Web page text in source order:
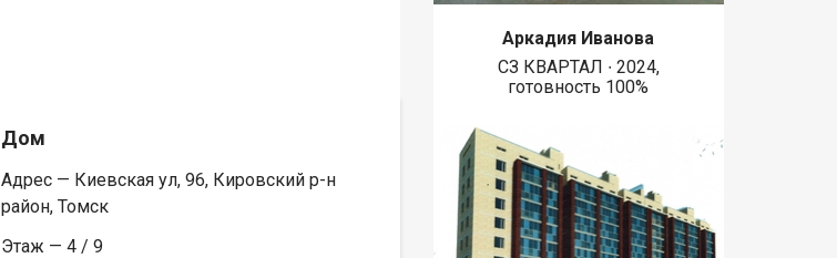
Дом
Адрес — Киевская ул, 96, Кировский р-н
район, Томск
Этаж — 4 / 9
Аркадия Иванова
СЗ КВАРТАЛ ∙ 2024,
готовность 100%